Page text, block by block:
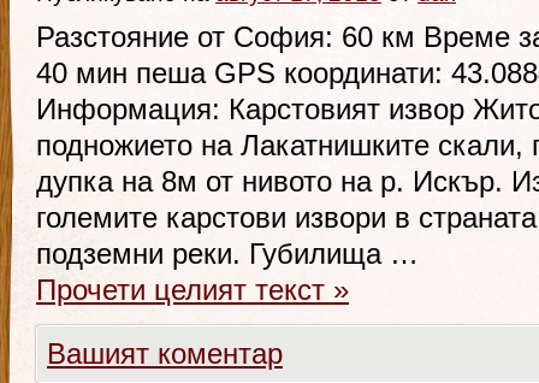
Разстояние от София: 60 км Време
40 мин пеша GPS координати:
Информация: Карстовият извор
подножието на Лакатнишките
дупка на 8м от нивото на р. Искър.
големите карстови извори в
подземни реки. Губилища …
Прочети целият текст »
Вашият коментар